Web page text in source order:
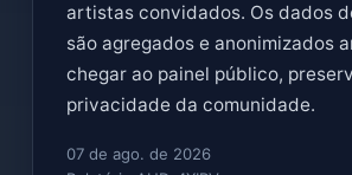
artistas convidados. Os dados
são agregados e anonimizados
chegar ao painel público,
privacidade da comunidade.
07 de ago. de 2026